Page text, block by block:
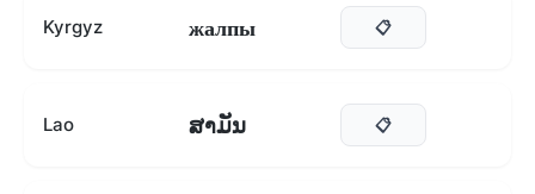
Kyrgyz жалпы 📋
Lao ສາມັນ 📋